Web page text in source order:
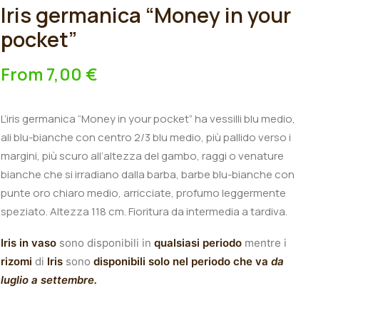
Iris germanica “Money in your
pocket”
From 7,00 €
L’iris germanica “Money in your pocket” havessilli blu medio,
ali blu-bianche con centro 2/3 blu medio, più pallido verso i
margini, più scuro all’altezza del gambo, raggi o venature
bianche che si irradiano dalla barba, barbe blu-bianche con
punte oro chiaro medio, arricciate, profumo leggermente
speziato.Altezza 118 cm.Fioritura da intermedia a tardiva.
Iris in vaso sono disponibili in qualsiasi periodo mentre i
rizomi di Iris sono disponibili solo nel periodo che va da
luglio a settembre.